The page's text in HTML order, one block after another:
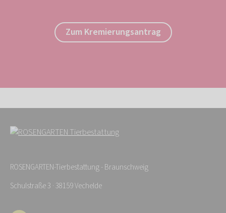
Zum Kremierungsantrag
ROSENGARTEN-Tierbestattung - Braunschweig
Schulstraße 3 · 38159 Vechelde